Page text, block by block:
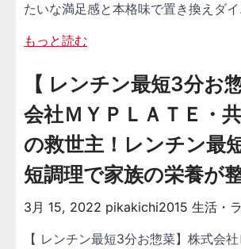
たいな満足感と本格味で置き換えダイ
もっと読む
【 レンチン最短3分お
会社ＭＹＰＬＡＴＥ・
の救世主！レンチン最
短調理で家族の栄養が
3月 15, 2022 pikakichi2015 生活・
【 レンチン最短3分お惣菜】株式会